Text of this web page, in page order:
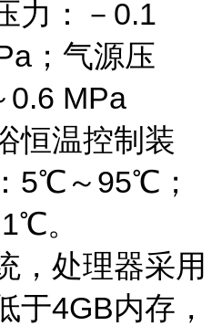
力：－0.1
；气源压
0.6 MPa
恒温控制装
5℃～95℃；
。
，处理器采用
于4GB内存，